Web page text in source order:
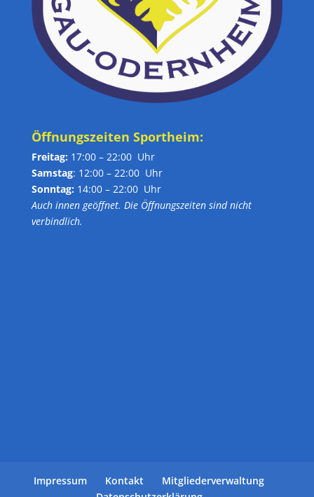
Öffnungszeiten Sportheim:
Freitag: 17:00 – 22:00 Uhr
Samstag: 12:00 – 22:00 Uhr
Sonntag: 14:00 – 22:00 Uhr
Auch innen geöffnet. Die Öffnungszeiten sind nicht
verbindlich.
Impressum Kontakt
Mitgliederverwaltung